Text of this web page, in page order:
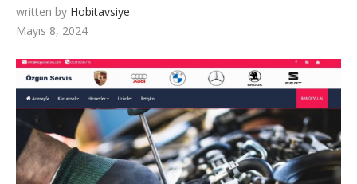
written by Hobitavsiye
Mayıs 8, 2024